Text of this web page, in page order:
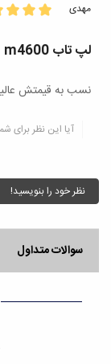
مهدی
لپ تاب m4600
نسب به قیمتش
آیا این نظر برای
نظر خود را بنویسید!
سوالات متداول